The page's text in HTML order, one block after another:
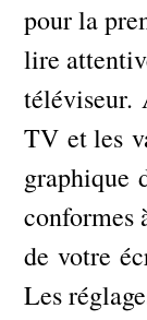
pour la
lire
téléviseur.
TV et les
graphique
conformes
de votre
Les